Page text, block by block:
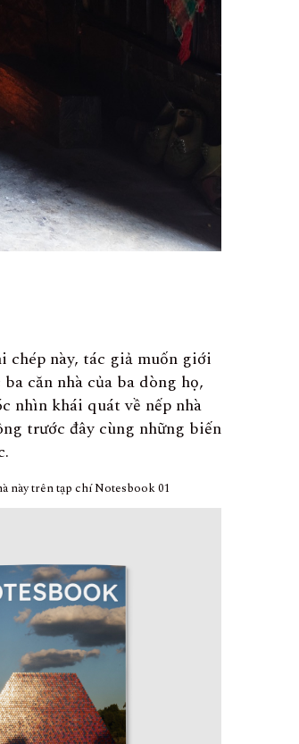
chép này, tác giả muốn giới
căn nhà của ba dòng họ,
nhìn khái quát về nếp nhà
trước đây cùng những biến
này trên tạp chí Notesbook 01